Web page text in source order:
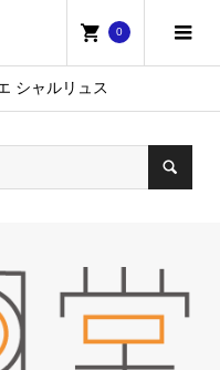
0
シャルリュス